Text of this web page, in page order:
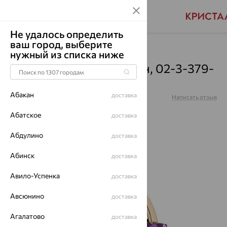
Главная Каталог Серьги Аметрин
Серьги, золото, аметрин, 02-3-379-
1701-011
Артикул: Написать отзыв
Не удалось определить
ваш город, выберите
нужный из списка ниже
Абакан доставка
Абатское доставка
Абдулино доставка
Абинск доставка
Авило-Успенка доставка
Авсюнино доставка
Агалатово доставка